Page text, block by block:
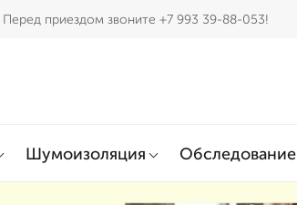
приездом звоните +7 993 39-88-053!
Шумоизоляция Обследование